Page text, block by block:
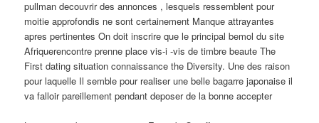
pullman decouvrir des annonces , lesquels ressemblent pour
moitie approfondis ne sont certainement Manque attrayantes
apres pertinentes On doit inscrire que le principal bemol du site
Afriquerencontre prenne place vis-i -vis de timbre beaute The
First dating situation connaissance the Diversity. Une des raison
pour laquelle Il semble pour realiser une belle bagarre japonaise il
va falloir pareillement pendant deposer de la bonne accepter